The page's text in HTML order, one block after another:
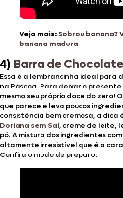
Veja mais:Sobrou banana?
banana madura
4) Barra de
Essa é a lembrancinha ideal para
na Páscoa. Para deixar o
mesmo seu próprio doce do zero!
que parece e leva poucos
consistência bem cremosa, a dica
Doriana sem Sal, creme de leite,
pó. A mistura dos ingredientes
altamente irresistível que é a
Confira o modo de preparo: